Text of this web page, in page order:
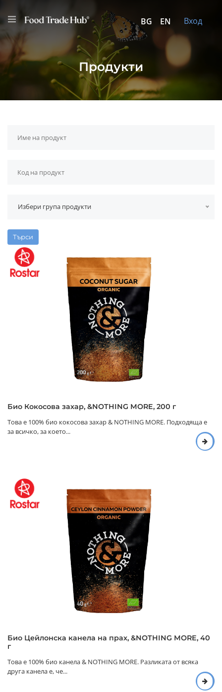
BG EN Вход
Продукти
Избери група продукти
Търси
Био Кокосова захар, &NOTHING MORE, 200 г
Това е 100% био кокосова захар & NOTHING MORE. Подходяща е
за всичко, за което...
Био Цейлонска канела на прах, &NOTHING MORE, 40
г
Това е 100% био канела & NOTHING MORE. Разликата от всяка
друга канела е, че...